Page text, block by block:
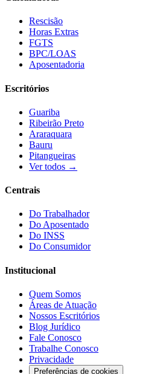
Rescisão
Horas Extras
FGTS
BPC/LOAS
Aposentadoria
Escritórios
Guariba
Ribeirão Preto
Araraquara
Bauru
Pitangueiras
Ver todos →
Centrais
Do Trabalhador
Do Aposentado
Do INSS
Do Consumidor
Institucional
Quem Somos
Áreas de Atuação
Nossos Escritórios
Blog Jurídico
Fale Conosco
Trabalhe Conosco
Privacidade
Preferências de cookies